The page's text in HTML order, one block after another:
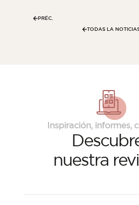
Instalaciones exterioresTODAS LA
PRÉC.
Inspiración, informes,
nuestra